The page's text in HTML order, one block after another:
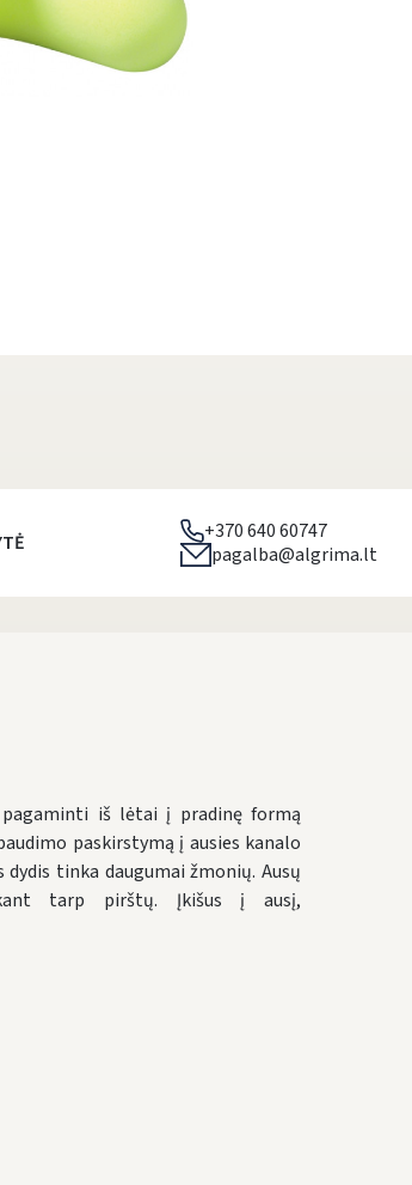
+370 640 60747
pagalba@algrima.lt
pagaminti iš lėtai į pradinę formą
paskirstymą į ausies kanalo
tinka daugumai žmonių. Ausų
tarp pirštų. Įkišus į ausį,